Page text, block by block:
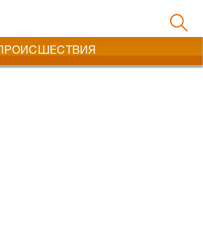
ПРОИСШЕСТВИЯ